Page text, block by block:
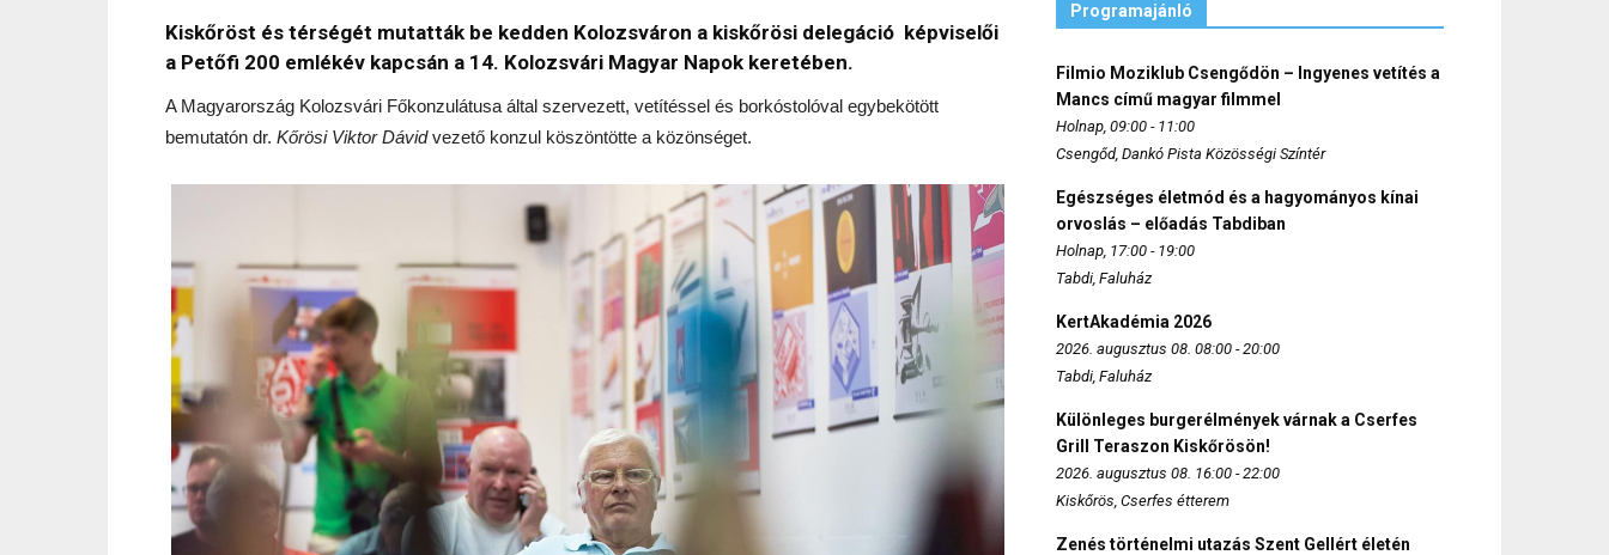
Kiskőröst és térségét mutatták be kedden Kolozsváron a kiskőrösi delegáció képviselői
a Petőfi 200 emlékév kapcsán a 14. Kolozsvári Magyar Napok keretében.
A Magyarország Kolozsvári Főkonzulátusa által szervezett, vetítéssel és borkóstolóval egybekötött
bemutatón dr. Kőrösi Viktor Dávidvezető konzul köszöntötte a közönséget.
Programajánló
Filmio Moziklub Csengődön – Ingyenes vetítés a
Mancs című magyar filmmel
Holnap, 09:00 - 11:00
Csengőd, Dankó Pista Közösségi Színtér
Egészséges életmód és a hagyományos kínai
orvoslás – előadás Tabdiban
Holnap, 17:00 - 19:00
Tabdi, Faluház
KertAkadémia 2026
2026. augusztus 08. 08:00 - 20:00
Tabdi, Faluház
Különleges burgerélmények várnak a Cserfes
Grill Teraszon Kiskőrösön!
2026. augusztus 08. 16:00 - 22:00
Kiskőrös, Cserfes étterem
Zenés történelmi utazás Szent Gellért életén